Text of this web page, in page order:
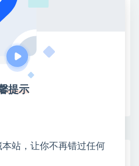
录】领取
送VIP
提示
本站，让你不再错过任何